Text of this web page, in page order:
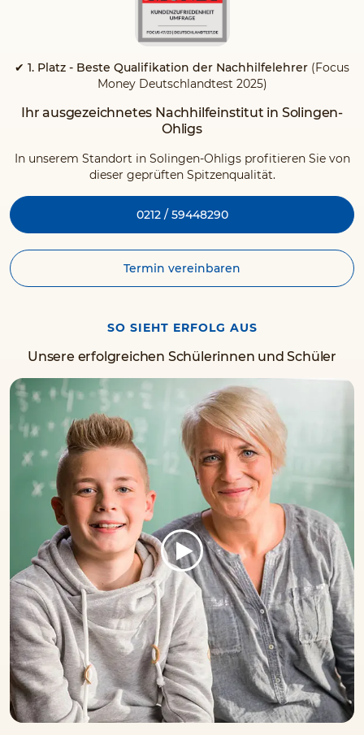
✔ 1. Platz - Beste Qualifikation der Nachhilfelehrer (Focus
Money Deutschlandtest 2025)
Ihr ausgezeichnetes Nachhilfeinstitut in Solingen-
Ohligs
In unserem Standort in Solingen-Ohligs profitieren Sie von
dieser geprüften Spitzenqualität.
0212 / 59448290
Termin vereinbaren
SO SIEHT ERFOLG AUS
Unsere erfolgreichen Schülerinnen und Schüler